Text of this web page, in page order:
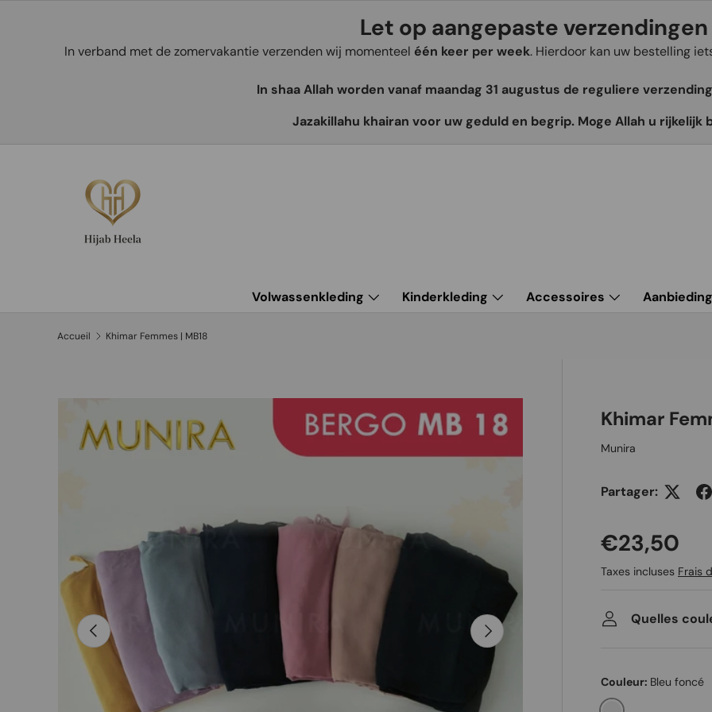
Let op aangepaste verzendingen
In verband met de zomervakantie verzenden wij momenteel één keer per week. Hierdoor kan uw bestelling
In shaa Allah worden vanaf maandag 31 augustus de reguliere
Jazakillahu khairan voor uw geduld en begrip. Moge Allah u rijkelijk
Volwassenkleding Kinderkleding Accessoires Aanbieding
Accueil Khimar Femmes | MB18
Passer aux informations produits
Précédent Suivant
Khimar
Munira
Partager:
Prix
€23,50
Taxes incluses Frais
Quelles
Couleur: Bleu foncé